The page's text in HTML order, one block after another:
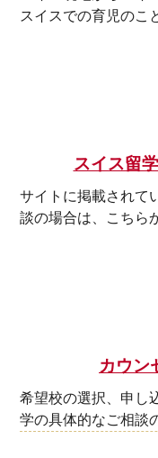
スイスでの育児のこ
スイス留
サイトに掲載されて
談の場合は、こちら
カウン
希望校の選択、申し
学の具体的なご相談